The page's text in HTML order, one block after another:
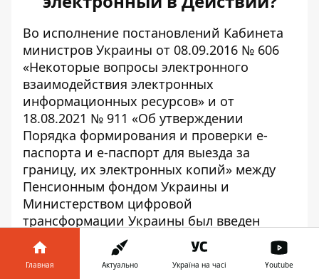
Во исполнение постановлений Кабинета
министров Украины от 08.09.2016 № 606
«Некоторые вопросы электронного
взаимодействия электронных
информационных ресурсов» и от
18.08.2021 № 911 «Об утверждении
Порядка формирования и проверки е-
паспорта и е-паспорт для выезда за
границу, их электронных копий» между
Пенсионным фондом Украины и
Министерством цифровой
трансформации Украины был введен
обмен электронными документами. С тех
пор сервисные центры главных
управлений Пенсионного фонда Украины
Главная Актуально Україна на часі Youtube